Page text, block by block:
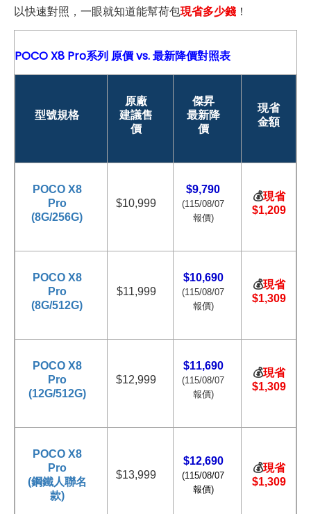
以快速對照，一眼就知道能幫荷包現省多少錢 ！
POCO X8 Pro系列 原價 vs. 最新降價對照表
型號規格
原廠
建議售
價
傑昇
最新降
價
現省
金額
POCO X8
Pro
(8G/256G)
$10,999
$9,790
(115/08/07
報價)
💰現省
$1,209
POCO X8
Pro
(8G/512G)
$11,999
$10,690
(115/08/07
報價)
💰現省
$1,309
POCO X8
Pro
(12G/512G)
$12,999
$11,690
(115/08/07
報價)
💰現省
$1,309
POCO X8
Pro
(鋼鐵人聯名
款)
$13,999
$12,690
(115/08/07
報價)
💰現省
$1,309